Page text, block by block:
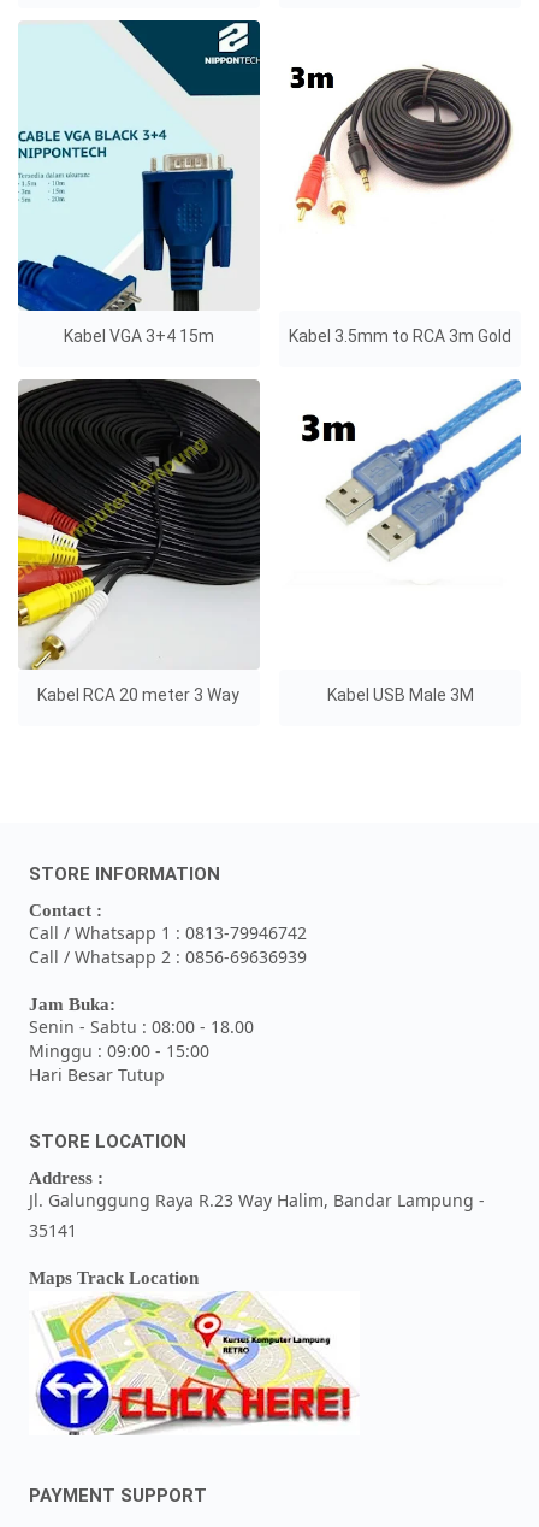
Kabel VGA 3+4 15m Kabel 3.5mm to RCA 3m Gold
Kabel RCA 20 meter 3 Way Kabel USB Male 3M
STORE INFORMATION
Contact :
Call / Whatsapp 1 : 0813-79946742
Call / Whatsapp 2 : 0856-69636939
Jam Buka:
Senin - Sabtu : 08:00 - 18.00
Minggu : 09:00 - 15:00
Hari Besar Tutup
STORE LOCATION
Address :
Jl. Galunggung Raya R.23 Way Halim, Bandar Lampung -
35141
Maps Track Location
PAYMENT SUPPORT